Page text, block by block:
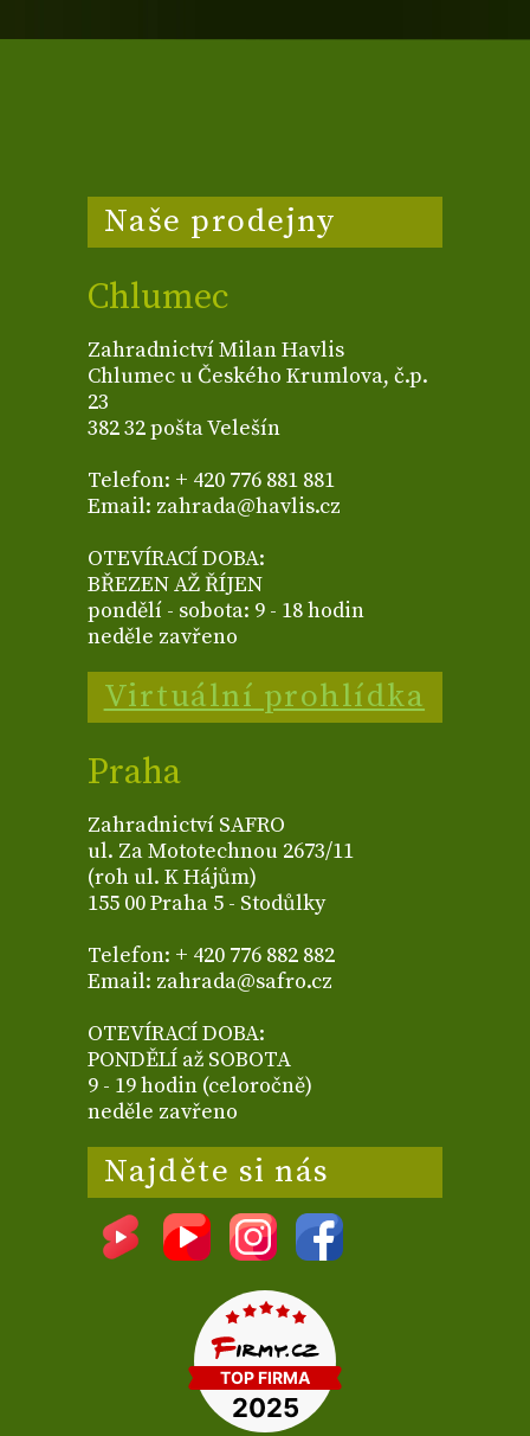
Naše prodejny
Chlumec
Zahradnictví Milan Havlis
Chlumec u Českého Krumlova, č.p.
23
382 32 pošta Velešín
Telefon: + 420 776 881 881
Email: zahrada@havlis.cz
OTEVÍRACÍ DOBA:
BŘEZEN AŽ ŘÍJEN
pondělí - sobota: 9 - 18 hodin
neděle zavřeno
Virtuální prohlídka
Praha
Zahradnictví SAFRO
ul. Za Mototechnou 2673/11
(roh ul. K Hájům)
155 00 Praha 5 - Stodůlky
Telefon: + 420 776 882 882
Email: zahrada@safro.cz
OTEVÍRACÍ DOBA:
PONDĚLÍ až SOBOTA
9 - 19 hodin (celoročně)
neděle zavřeno
Najděte si nás